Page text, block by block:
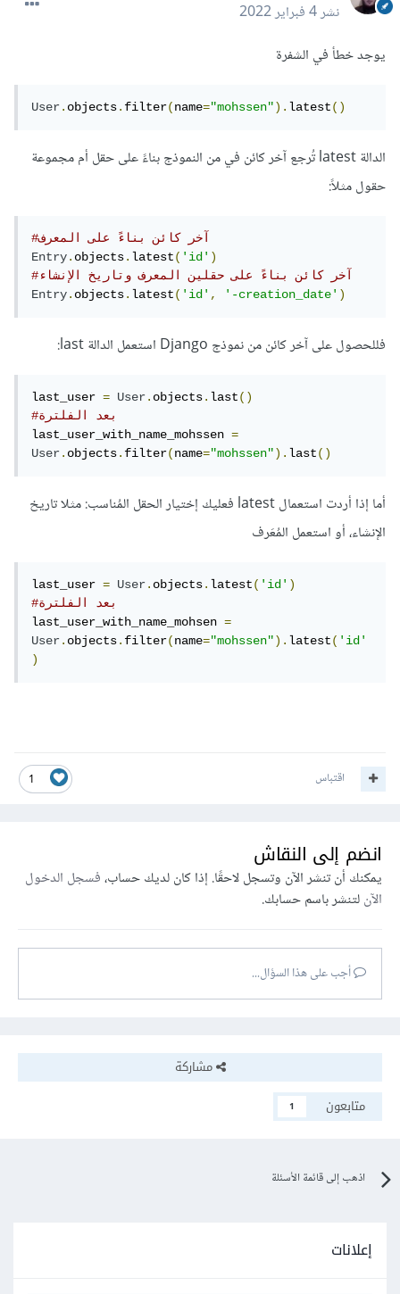
نشر4 فبراير 2022
يوجد خطأ في الشفرة
User.objects.filter(name="mohssen").latest()
الدالة latest تُرجع آخر كائن في من النموذج بناءً على حقل أم مجموعة
حقول مثلاً:
#آخر كائن بناءً على المعرف
Entry.objects.latest('id')
#آخر كائن بناءً على حقلين المعرف وتاريخ الإنشاء
Entry.objects.latest('id', '-creation_date')
فللحصول على آخر كائن من نموذج Django استعمل الدالة last:
last_user = User.objects.last()
#بعد الفلترة
last_user_with_name_mohssen =
User.objects.filter(name="mohssen").last()
أما إذا أردت استعمال latest فعليك إختيار الحقل المُناسب: مثلا تاريخ
الإنشاء، أو استعمل المُعَرف
last_user = User.objects.latest('id')
#بعد الفلترة
last_user_with_name_mohsen =
User.objects.filter(name="mohssen").latest('id'
)
1 اقتباس
انضم إلى النقاش
يمكنك أن تنشر الآن وتسجل لاحقًا. إذا كان لديك حساب،فسجل الدخول
الآنلتنشر باسم حسابك.
أجب على هذا السؤال...
مشاركة
متابعون
1
اذهب إلى قائمة الأسئلة
إعلانات